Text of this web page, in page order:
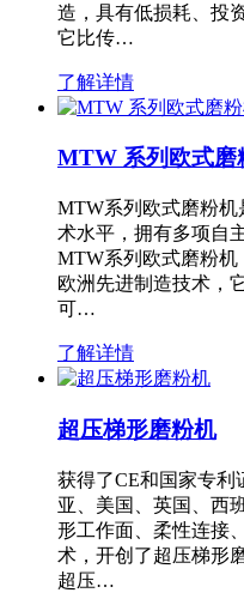
造，具有低损耗、投
它比传…
了解详情
MTW 系列欧式磨
MTW系列欧式磨粉
术水平，拥有多项自
MTW系列欧式磨粉机
欧洲先进制造技术，
可…
了解详情
超压梯形磨粉机
获得了CE和国家专利
亚、美国、英国、西
形工作面、柔性连接
术，开创了超压梯形
超压…